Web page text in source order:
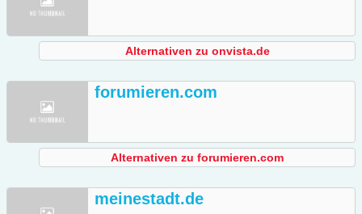
Alternativen zu onvista.de
forumieren.com
Alternativen zu forumieren.com
meinestadt.de